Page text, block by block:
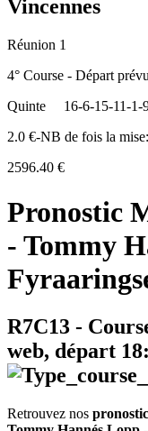
Vincennes
Réunion 1
4° Course - Départ
Quinte
16-6-15-11-1-
2.0 €-NB de fois la
2596.40 €
Pronostic
- Tommy
R7C13 -
web, départ
Retrouvez nos